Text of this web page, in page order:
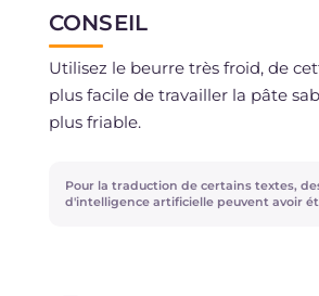
cloche en verre à température
pendant 3-4 jours.
CONSEIL
Utilisez le beurre très froid, de
plus facile de travailler la pâte
plus friable.
Vous pouvez remplacer le zeste
l'orange ou de la vanille.
Pour la traduction de certains textes,
d'intelligence artificielle peuvent avoir